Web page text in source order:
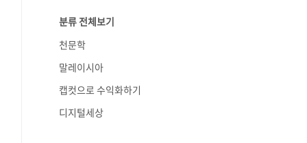
분류 전체보기
천문학
말레이시아
캡컷으로 수익화하기
디지털세상